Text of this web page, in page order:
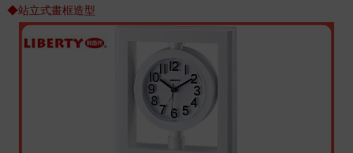
◆站立式畫框造型